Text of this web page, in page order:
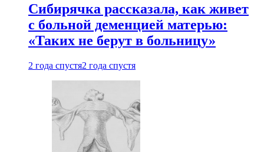
Сибирячка рассказала, как живет
с больной деменцией матерью:
«Таких не берут в больницу»
2 года спустя2 года спустя